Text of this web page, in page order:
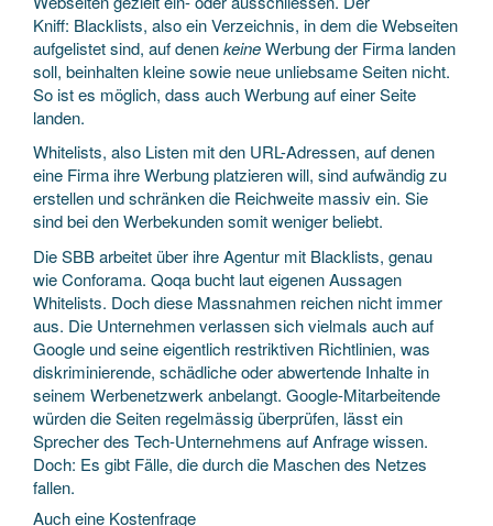
Kniff: Blacklists, also ein Verzeichnis, in dem die Webseiten
aufgelistet sind, auf denenkeineWerbung der Firma landen
soll, beinhalten kleine sowie neue unliebsame Seiten nicht.
So ist es möglich, dass auch Werbung auf einer Seite
landen.
Whitelists, also Listen mit den URL-Adressen, auf denen
eine Firma ihre Werbung platzieren will, sind aufwändig zu
erstellen und schränken die Reichweite massiv ein. Sie
sind bei den Werbekunden somit weniger beliebt.
Die SBB arbeitet über ihre Agentur mit Blacklists, genau
wie Conforama. Qoqa bucht laut eigenen Aussagen
Whitelists. Doch diese Massnahmen reichen nicht immer
aus. Die Unternehmen verlassen sich vielmals auch auf
Google und seine eigentlich restriktiven Richtlinien, was
diskriminierende, schädliche oder abwertende Inhalte in
seinem Werbenetzwerk anbelangt. Google-Mitarbeitende
würden die Seiten regelmässig überprüfen, lässt ein
Sprecher des Tech-Unternehmens auf Anfrage wissen.
Doch: Es gibt Fälle, die durch die Maschen des Netzes
fallen.
Auch eine Kostenfrage